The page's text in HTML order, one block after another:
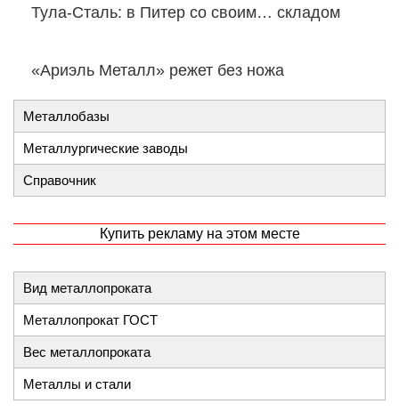
Тула-Сталь: в Питер со своим… складом
«Ариэль Металл» режет без ножа
Металлобазы
Металлургические заводы
Справочник
Купить рекламу на этом месте
Вид металлопроката
Металлопрокат ГОСТ
Вес металлопроката
Металлы и стали